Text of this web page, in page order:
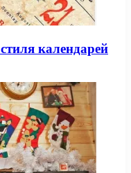
календарей